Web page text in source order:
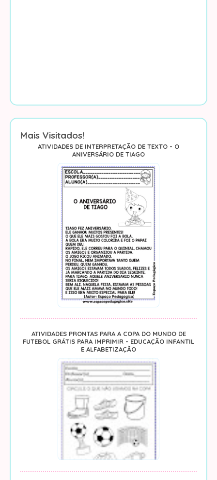
Mais Visitados!
ATIVIDADES DE INTERPRETAÇÃO DE TEXTO - O
ANIVERSÁRIO DE TIAGO
ATIVIDADES PRONTAS PARA A COPA DO MUNDO DE
FUTEBOL GRÁTIS PARA IMPRIMIR - EDUCAÇÃO INFANTIL
E ALFABETIZAÇÃO